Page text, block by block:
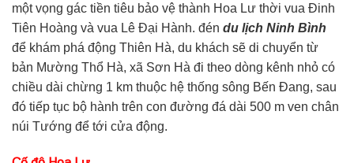
một vọng gác tiền tiêu bảo vệ thành Hoa Lư thời vua Đinh
Tiên Hoàng và vua Lê Đại Hành. đén du lịch Ninh Bình
để khám phá động Thiên Hà, du khách sẽ di chuyển từ
bản Mường Thổ Hà, xã Sơn Hà đi theo dòng kênh nhỏ có
chiều dài chừng 1 km thuộc hệ thống sông Bến Đang, sau
đó tiếp tục bộ hành trên con đường đá dài 500 m ven chân
núi Tướng để tới cửa động.